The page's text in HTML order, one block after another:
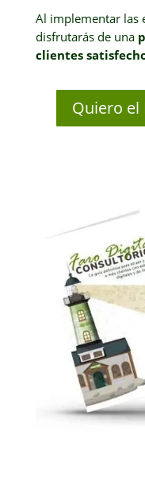
Al implementar las
disfrutarás de una
clientes
Quiero el